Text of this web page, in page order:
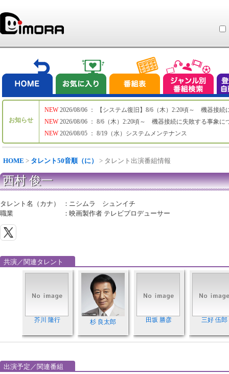
お知らせ
NEW
NEW
NEW
2026/08/06 ： 【システム復旧】8/6（木）2:20頃～ 機器接続
2026/08/06 ： 8/6（木）2:20頃～ 機器接続に失敗する事象に
2026/08/05 ： 8/19（水）システムメンテナンス
HOME > タレント50音順（に） > タレント出演番組情報
西村 俊一
タレント名（カナ） ： ニシムラ シュンイチ
職業
：映画製作者 テレビプロデューサー
共演／関連タレント
芥川 隆行 杉 良太郎 田坂 勝彦 三好 伍郎
出演予定／関連番組